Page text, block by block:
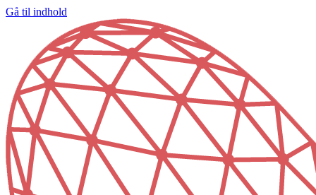
Gå til indhold